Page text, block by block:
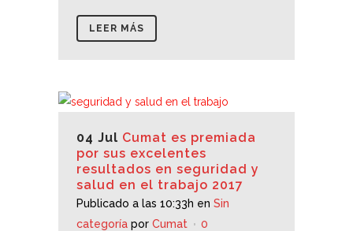
LEER MÁS
04 Jul Cumat es premiada
por sus excelentes
resultados en seguridad y
salud en el trabajo 2017
Publicado a las 10:33h en Sin
categoría por Cumat
0